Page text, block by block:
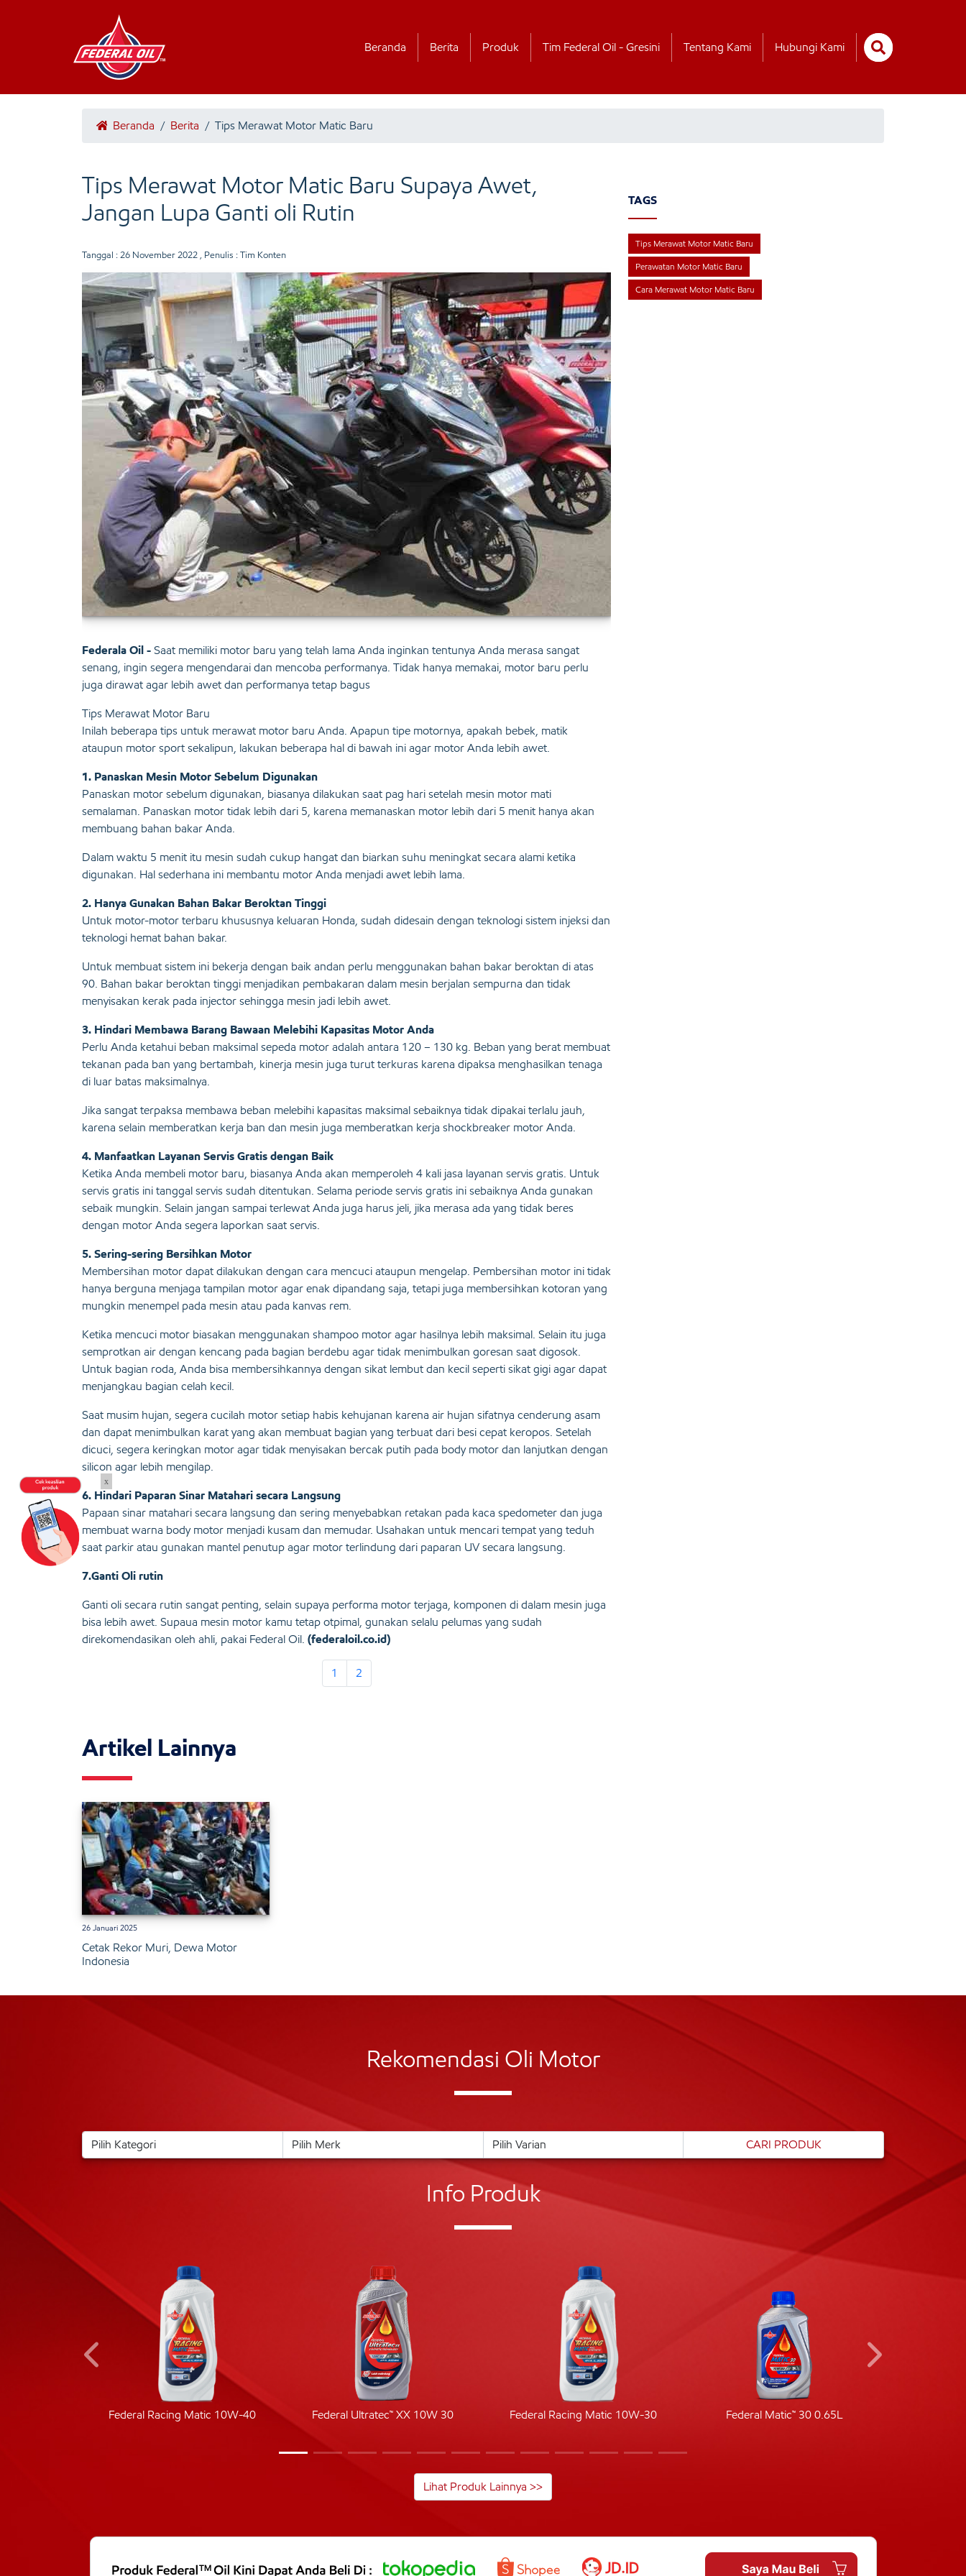
Beranda Berita Produk Tim Federal Oil - Gresini Tentang Kami Hubungi Kami
Beranda / Berita / Tips Merawat Motor Matic Baru
Tips Merawat Motor Matic Baru Supaya Awet,
Jangan Lupa Ganti oli Rutin
Tanggal : 26 November 2022 , Penulis : Tim Konten
Federala Oil - Saat memiliki motor baru yang telah lama Anda inginkan tentunya Anda merasa sangat
senang, ingin segera mengendarai dan mencoba performanya. Tidak hanya memakai, motor baru perlu
juga dirawat agar lebih awet dan performanya tetap bagus
Tips Merawat Motor Baru
Inilah beberapa tips untuk merawat motor baru Anda. Apapun tipe motornya, apakah bebek, matik
ataupun motor sport sekalipun, lakukan beberapa hal di bawah ini agar motor Anda lebih awet.
1. Panaskan Mesin Motor Sebelum Digunakan
Panaskan motor sebelum digunakan, biasanya dilakukan saat pag hari setelah mesin motor mati
semalaman. Panaskan motor tidak lebih dari 5, karena memanaskan motor lebih dari 5 menit hanya akan
membuang bahan bakar Anda.
Dalam waktu 5 menit itu mesin sudah cukup hangat dan biarkan suhu meningkat secara alami ketika
digunakan. Hal sederhana ini membantu motor Anda menjadi awet lebih lama.
2. Hanya Gunakan Bahan Bakar Beroktan Tinggi
Untuk motor-motor terbaru khususnya keluaran Honda, sudah didesain dengan teknologi sistem injeksi dan
teknologi hemat bahan bakar.
Untuk membuat sistem ini bekerja dengan baik andan perlu menggunakan bahan bakar beroktan di atas
90. Bahan bakar beroktan tinggi menjadikan pembakaran dalam mesin berjalan sempurna dan tidak
menyisakan kerak pada injector sehingga mesin jadi lebih awet.
3. Hindari Membawa Barang Bawaan Melebihi Kapasitas Motor Anda
Perlu Anda ketahui beban maksimal sepeda motor adalah antara 120 – 130 kg. Beban yang berat membuat
tekanan pada ban yang bertambah, kinerja mesin juga turut terkuras karena dipaksa menghasilkan tenaga
di luar batas maksimalnya.
Jika sangat terpaksa membawa beban melebihi kapasitas maksimal sebaiknya tidak dipakai terlalu jauh,
karena selain memberatkan kerja ban dan mesin juga memberatkan kerja shockbreaker motor Anda.
4. Manfaatkan Layanan Servis Gratis dengan Baik
Ketika Anda membeli motor baru, biasanya Anda akan memperoleh 4 kali jasa layanan servis gratis. Untuk
servis gratis ini tanggal servis sudah ditentukan. Selama periode servis gratis ini sebaiknya Anda gunakan
sebaik mungkin. Selain jangan sampai terlewat Anda juga harus jeli, jika merasa ada yang tidak beres
dengan motor Anda segera laporkan saat servis.
5. Sering-sering Bersihkan Motor
Membersihan motor dapat dilakukan dengan cara mencuci ataupun mengelap. Pembersihan motor ini tidak
hanya berguna menjaga tampilan motor agar enak dipandang saja, tetapi juga membersihkan kotoran yang
mungkin menempel pada mesin atau pada kanvas rem.
Ketika mencuci motor biasakan menggunakan shampoo motor agar hasilnya lebih maksimal. Selain itu juga
semprotkan air dengan kencang pada bagian berdebu agar tidak menimbulkan goresan saat digosok.
Untuk bagian roda, Anda bisa membersihkannya dengan sikat lembut dan kecil seperti sikat gigi agar dapat
menjangkau bagian celah kecil.
Saat musim hujan, segera cucilah motor setiap habis kehujanan karena air hujan sifatnya cenderung asam
dan dapat menimbulkan karat yang akan membuat bagian yang terbuat dari besi cepat keropos. Setelah
dicuci, segera keringkan motor agar tidak menyisakan bercak putih pada body motor dan lanjutkan dengan
silicon agar lebih mengilap.
6. Hindari Paparan Sinar Matahari secara Langsung
Papaan sinar matahari secara langsung dan sering menyebabkan retakan pada kaca spedometer dan juga
membuat warna body motor menjadi kusam dan memudar. Usahakan untuk mencari tempat yang teduh
saat parkir atau gunakan mantel penutup agar motor terlindung dari paparan UV secara langsung.
7.Ganti Oli rutin
Ganti oli secara rutin sangat penting, selain supaya performa motor terjaga, komponen di dalam mesin juga
bisa lebih awet. Supaua mesin motor kamu tetap otpimal, gunakan selalu pelumas yang sudah
direkomendasikan oleh ahli, pakai Federal Oil. (federaloil.co.id)
1 2
TAGS
Tips Merawat Motor Matic Baru
Perawatan Motor Matic Baru
Cara Merawat Motor Matic Baru
Artikel Lainnya
26 Januari 2025
Cetak Rekor Muri, Dewa Motor
Indonesia
Rekomendasi Oli Motor
Info Produk
Federal Racing Matic 10W-40 Federal Ultratec™ XX 10W 30 Federal Racing Matic 10W-30 Federal Matic™ 30 0.65L
Lihat Produk Lainnya >>
x